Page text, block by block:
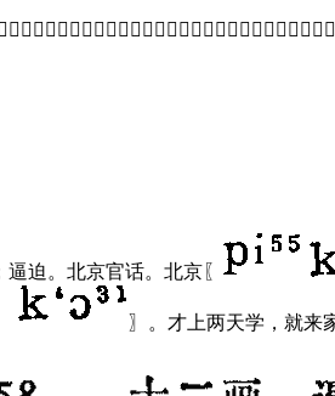
就只他还太小呢，也别逼𣞳紧了他；小孩子胆儿小，一
迫。 北京官话。 北京〖
〗。 才上两天学，就来